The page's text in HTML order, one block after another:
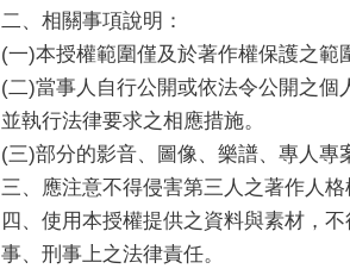
二、相關事項說明：
(一)本授權範圍僅及於著作權保護之範
(二)當事人自行公開或依法令公開之個
並執行法律要求之相應措施。
(三)部分的影音、圖像、樂譜、專人專
三、應注意不得侵害第三人之著作人
四、使用本授權提供之資料與素材，
事、刑事上之法律責任。